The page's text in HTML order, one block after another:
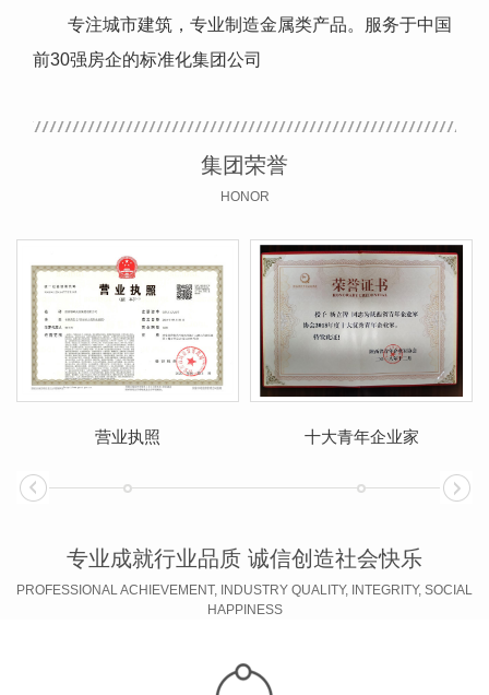
专注城市建筑，专业制造金属类产品。服务于中国
前30强房企的标准化集团公司
集团荣誉
HONOR
营业执照 十大青年企业家
专业成就行业品质 诚信创造社会快乐
PROFESSIONAL ACHIEVEMENT, INDUSTRY QUALITY, INTEGRITY, SOCIAL
HAPPINESS